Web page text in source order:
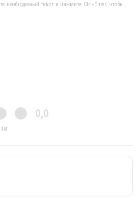
необходимый текст и нажмите Ctrl+Enter, чтобы
0,0